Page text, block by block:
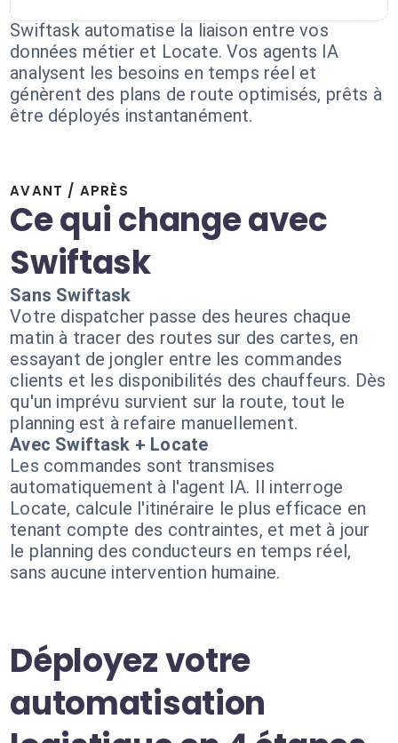
Swiftask automatise la liaison entre vos
données métier et Locate. Vos agents IA
analysent les besoins en temps réel et
génèrent des plans de route optimisés, prêts à
être déployés instantanément.
AVANT / APRÈS
Ce qui change avec
Swiftask
Sans Swiftask
Votre dispatcher passe des heures chaque
matin à tracer des routes sur des cartes, en
essayant de jongler entre les commandes
clients et les disponibilités des chauffeurs. Dès
qu'un imprévu survient sur la route, tout le
planning est à refaire manuellement.
Avec Swiftask + Locate
Les commandes sont transmises
automatiquement à l'agent IA. Il interroge
Locate, calcule l'itinéraire le plus efficace en
tenant compte des contraintes, et met à jour
le planning des conducteurs en temps réel,
sans aucune intervention humaine.
Déployez votre
automatisation